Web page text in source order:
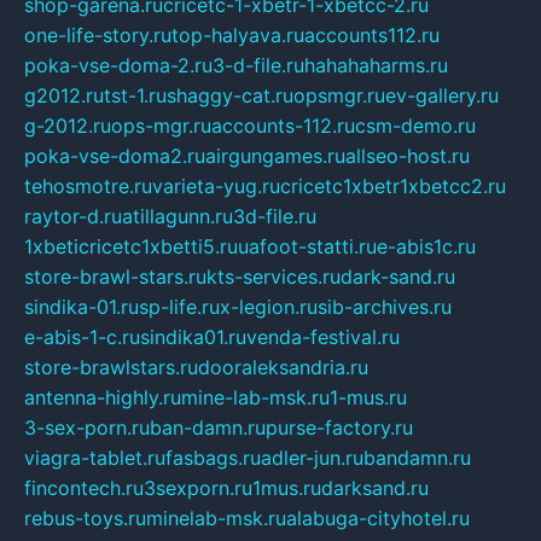
one-life-story.rutop-halyava.ruaccounts112.ru
poka-vse-doma-2.ru3-d-file.ruhahahaharms.ru
g2012.rutst-1.rushaggy-cat.ruopsmgr.ruev-gallery.ru
g-2012.ruops-mgr.ruaccounts-112.rucsm-demo.ru
poka-vse-doma2.ruairgungames.ruallseo-host.ru
tehosmotre.ruvarieta-yug.rucricetc1xbetr1xbetcc2.ru
raytor-d.ruatillagunn.ru3d-file.ru
1xbeticricetc1xbetti5.ruuafoot-statti.rue-abis1c.ru
store-brawl-stars.rukts-services.rudark-sand.ru
sindika-01.rusp-life.rux-legion.rusib-archives.ru
e-abis-1-c.rusindika01.ruvenda-festival.ru
store-brawlstars.rudooraleksandria.ru
antenna-highly.rumine-lab-msk.ru1-mus.ru
3-sex-porn.ruban-damn.rupurse-factory.ru
viagra-tablet.rufasbags.ruadler-jun.rubandamn.ru
fincontech.ru3sexporn.ru1mus.rudarksand.ru
rebus-toys.ruminelab-msk.rualabuga-cityhotel.ru